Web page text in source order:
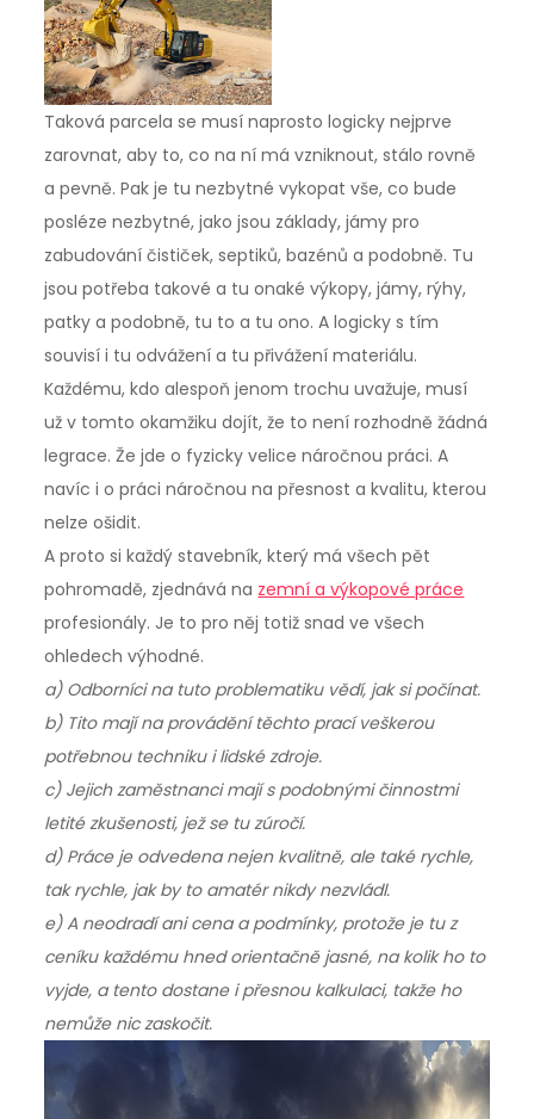
Taková parcela se musí naprosto logicky nejprve
zarovnat, aby to, co na ní má vzniknout, stálo rovně
a pevně. Pak je tu nezbytné vykopat vše, co bude
posléze nezbytné, jako jsou základy, jámy pro
zabudování čističek, septiků, bazénů a podobně. Tu
jsou potřeba takové a tu onaké výkopy, jámy, rýhy,
patky a podobně, tu to a tu ono. A logicky s tím
souvisí i tu odvážení a tu přivážení materiálu.
Každému, kdo alespoň jenom trochu uvažuje, musí
už v tomto okamžiku dojít, že to není rozhodně žádná
legrace. Že jde o fyzicky velice náročnou práci. A
navíc i o práci náročnou na přesnost a kvalitu, kterou
nelze ošidit.
A proto si každý stavebník, který má všech pět
pohromadě, zjednává na zemní a výkopové práce
profesionály. Je to pro něj totiž snad ve všech
ohledech výhodné.
a) Odborníci na tuto problematiku vědí, jak si počínat.
b) Tito mají na provádění těchto prací veškerou
potřebnou techniku i lidské zdroje.
c) Jejich zaměstnanci mají s podobnými činnostmi
letité zkušenosti, jež se tu zúročí.
d) Práce je odvedena nejen kvalitně, ale také rychle,
tak rychle, jak by to amatér nikdy nezvládl.
e)A neodradí ani cena a podmínky, protože je tu z
ceníku každému hned orientačně jasné, na kolik ho to
vyjde, a tento dostane i přesnou kalkulaci, takže ho
nemůže nic zaskočit.